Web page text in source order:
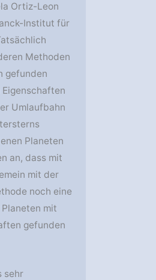
Ortiz-Leon
Institut für
Methoden
gefunden
Umlaufbahn
Planeten
an, dass mit
mit der
noch eine
mit
gefunden
sehr